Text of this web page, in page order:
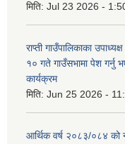
मिति: Jul 23 2026 -
राप्ती गाउँपालिकाका
१० गते गाउँसभामा पेश गर्नु
कार्यक्रम
मिति: Jun 25 2026 -
आर्थिक वर्ष २०८३/०८४ को